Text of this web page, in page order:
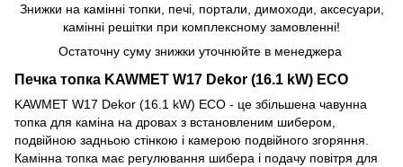
Знижки на камінні топки, печі, портали, димоходи, аксесуари,
камінні решітки при комплексному замовленні!
Остаточну суму знижки уточнюйте в менеджера
Печка топка KAWMET W17 Dekor (16.1 kW) ECO
KAWMET W17 Dekor (16.1 kW) ECO - це збільшена чавунна
топка для каміна на дровах з встановленим шибером,
подвійною задньою стінкою і камерою подвійного згоряння.
Камінна топка має регулювання шибера і подачу повітря для